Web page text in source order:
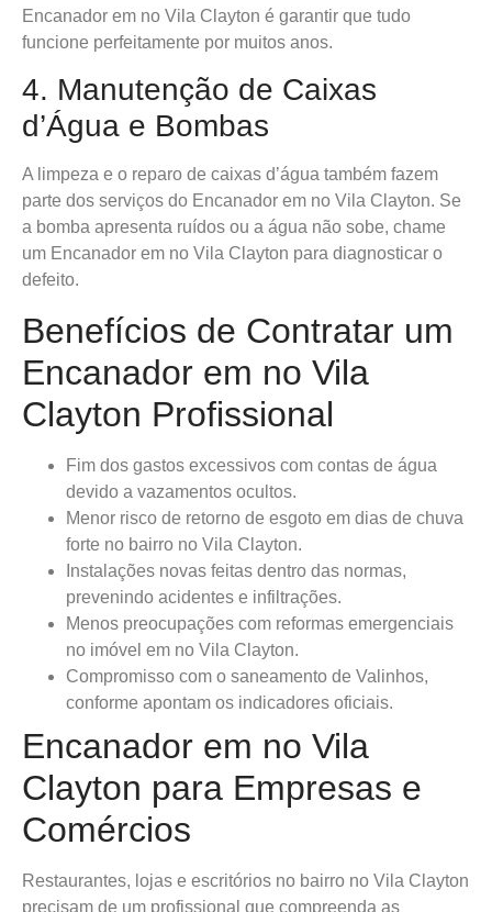
Encanador em no Vila Clayton é garantir que tudo
funcione perfeitamente por muitos anos.
4. Manutenção de Caixas
d’Água e Bombas
A limpeza e o reparo de caixas d’água também fazem
parte dos serviços do Encanador em no Vila Clayton. Se
a bomba apresenta ruídos ou a água não sobe, chame
um Encanador em no Vila Clayton para diagnosticar o
defeito.
Benefícios de Contratar um
Encanador em no Vila
Clayton Profissional
Fim dos gastos excessivos com contas de água
devido a vazamentos ocultos.
Menor risco de retorno de esgoto em dias de chuva
forte no bairro no Vila Clayton.
Instalações novas feitas dentro das normas,
prevenindo acidentes e infiltrações.
Menos preocupações com reformas emergenciais
no imóvel em no Vila Clayton.
Compromisso com o saneamento de Valinhos,
conforme apontam os indicadores oficiais.
Encanador em no Vila
Clayton para Empresas e
Comércios
Restaurantes, lojas e escritórios no bairro no Vila Clayton
precisam de um profissional que compreenda as